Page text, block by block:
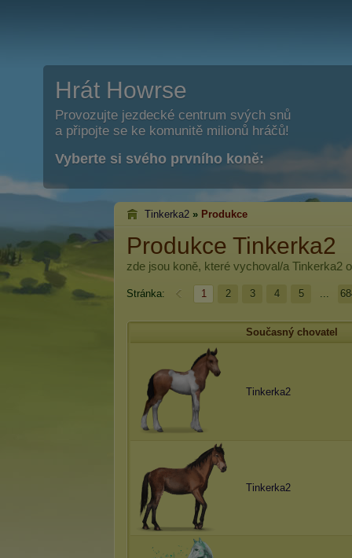
Hrát Howrse
Provozujte jezdecké centrum svých snů
a připojte se ke komunitě milionů hráčů!
Vyberte si svého prvního koně:
Tinkerka2 » Produkce
Produkce Tinkerka2
zde jsou koně, které vychoval/a Tinkerka2
Stránka: 1 2 3 4 5 ...
Současný chovatel
Tinkerka2
Tinkerka2